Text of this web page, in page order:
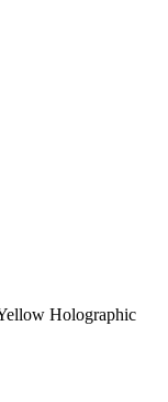
Holographic